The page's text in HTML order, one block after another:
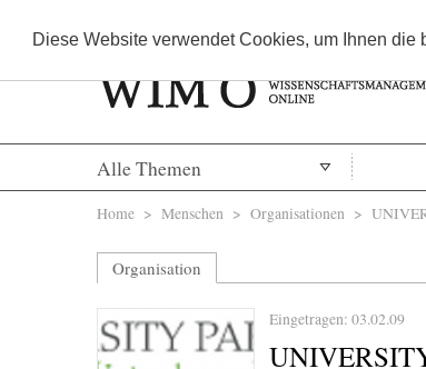
Diese Website verwendet Cookies, um Ihnen
Alle Themen
Sie sind hier
Home > Menschen > Organisationen >
Organisation
Eingetragen: 03.02.09